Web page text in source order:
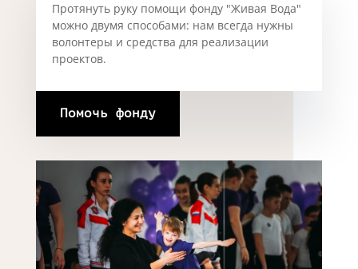
Протянуть руку помощи фонду "Живая Вода"
можно двумя способами: нам всегда нужны
волонтеры и средства для реализации
проектов.
Помочь фонду